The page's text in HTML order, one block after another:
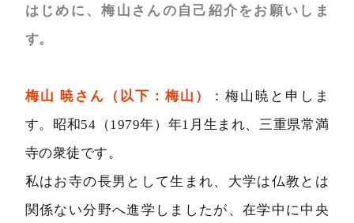
はじめに、梅山さんの自己紹介をお願いしま
す。
梅山 暁さん（以下：梅山）
：梅山暁と申しま
す。昭和54（1979年）年1月生まれ、三重県常満
寺の衆徒です。
私はお寺の長男として生まれ、大学は仏教とは
関係ない分野へ進学しましたが、在学中に中央